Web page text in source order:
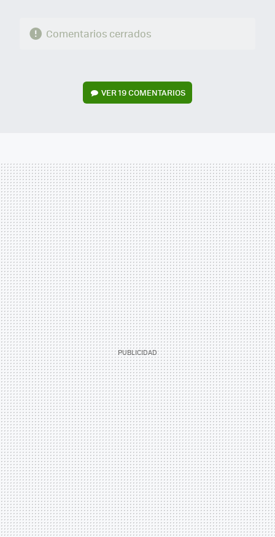
Comentarios cerrados
VER19 COMENTARIOS